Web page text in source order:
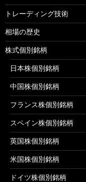
トレーディング技術
相場の歴史
株式個別銘柄
日本株個別銘柄
中国株個別銘柄
フランス株個別銘柄
スペイン株個別銘柄
英国株個別銘柄
米国株個別銘柄
ドイツ株個別銘柄